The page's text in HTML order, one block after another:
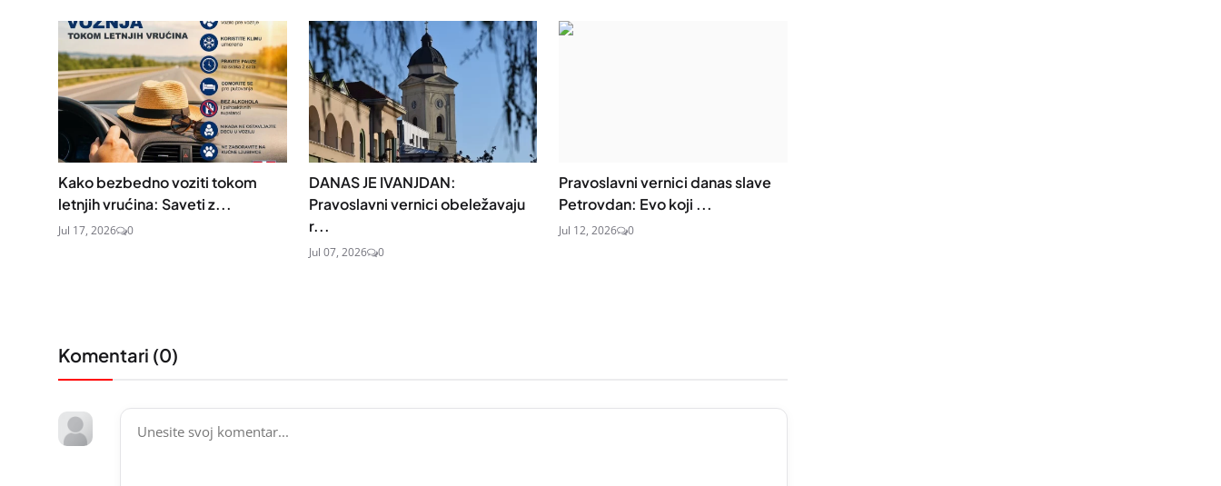
Kako bezbedno voziti tokom
letnjih vrućina: Saveti z...
Jul 17, 2026 0
DANAS JE IVANJDAN:
Pravoslavni vernici obeležavaju
r...
Jul 07, 2026 0
Pravoslavni vernici danas slave
Petrovdan: Evo koji ...
Jul 12, 2026 0
Komentari (0)